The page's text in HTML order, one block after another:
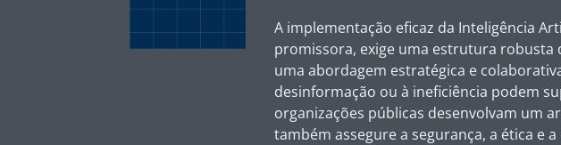
A implementação eficaz da Inteligência
promissora, exige uma estrutura robusta
uma abordagem estratégica e
desinformação ou à ineficiência podem
organizações públicas desenvolvam um
também assegure a segurança, a ética e